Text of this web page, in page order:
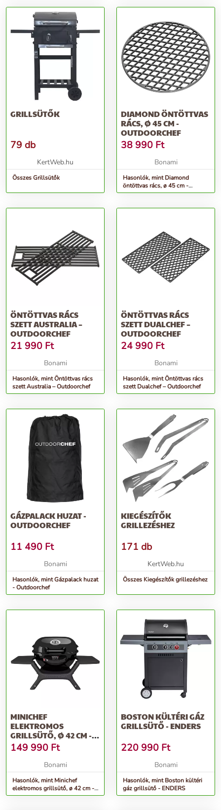
GRILLSÜTŐK
79 db
KertWeb.hu
Összes Grillsütők
DIAMOND ÖNTÖTTVAS
RÁCS, Ø 45 CM -
OUTDOORCHEF
38 990 Ft
Bonami
Hasonlók, mint Diamond
öntöttvas rács, ø 45 cm -
Outdoorchef
ÖNTÖTTVAS RÁCS
SZETT AUSTRALIA –
OUTDOORCHEF
21 990 Ft
Bonami
Hasonlók, mint Öntöttvas rács
szett Australia – Outdoorchef
ÖNTÖTTVAS RÁCS
SZETT DUALCHEF –
OUTDOORCHEF
24 990 Ft
Bonami
Hasonlók, mint Öntöttvas rács
szett Dualchef – Outdoorchef
GÁZPALACK HUZAT -
OUTDOORCHEF
11 490 Ft
Bonami
Hasonlók, mint Gázpalack huzat
- Outdoorchef
KIEGÉSZÍTŐK
GRILLEZÉSHEZ
171 db
KertWeb.hu
Összes Kiegészítők grillezéshez
MINICHEF
ELEKTROMOS
GRILLSÜTŐ, Ø 42 CM -
OUTDOORCHEF
149 990 Ft
Bonami
Hasonlók, mint Minichef
elektromos grillsütő, ø 42 cm -
Outdoorchef
BOSTON KÜLTÉRI GÁZ
GRILLSÜTŐ - ENDERS
220 990 Ft
Bonami
Hasonlók, mint Boston kültéri
gáz grillsütő - ENDERS